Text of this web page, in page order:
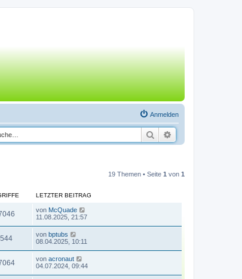
Anmelden
Suche
19 Themen • Seite 1 von 1
LETZTER BEITRAG
von McQuade
11.08.2025, 21:57
von bptubs
08.04.2025, 10:11
von acronaut
04.07.2024, 09:44